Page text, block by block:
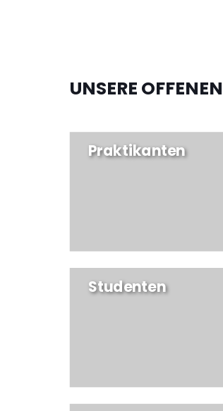
UNSERE
Praktikanten
Studenten